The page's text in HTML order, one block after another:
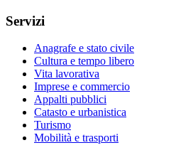
Servizi
Anagrafe e stato civile
Cultura e tempo libero
Vita lavorativa
Imprese e commercio
Appalti pubblici
Catasto e urbanistica
Turismo
Mobilità e trasporti